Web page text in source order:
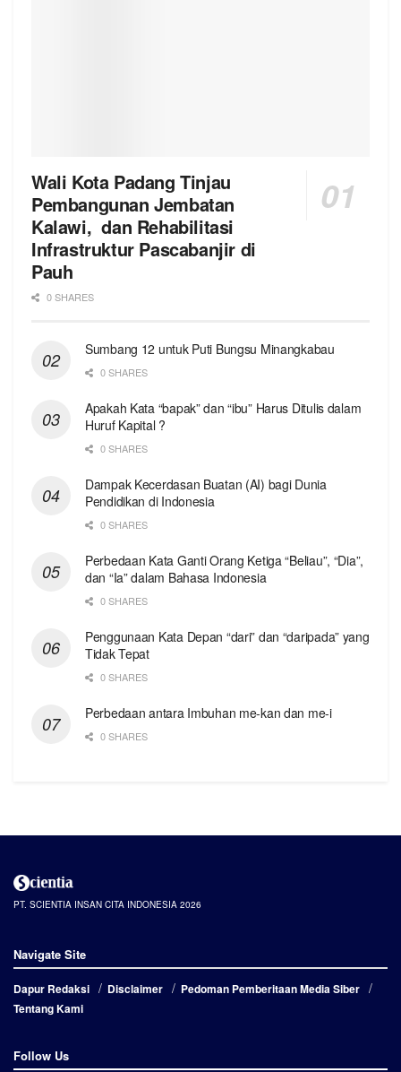
Wali Kota Padang Tinjau
Pembangunan Jembatan
Kalawi, dan Rehabilitasi
Infrastruktur Pascabanjir di
Pauh
0 SHARES
Sumbang 12 untuk Puti Bungsu Minangkabau
0 SHARES
Apakah Kata “bapak” dan “ibu” Harus Ditulis dalam
Huruf Kapital ?
0 SHARES
Dampak Kecerdasan Buatan (AI) bagi Dunia
Pendidikan di Indonesia
0 SHARES
Perbedaan Kata Ganti Orang Ketiga “Beliau”, “Dia”,
dan “Ia” dalam Bahasa Indonesia
0 SHARES
Penggunaan Kata Depan “dari” dan “daripada” yang
Tidak Tepat
0 SHARES
Perbedaan antara Imbuhan me-kan dan me-i
0 SHARES
PT. SCIENTIA INSAN CITA INDONESIA 2026
Navigate Site
Dapur Redaksi Disclaimer
Pedoman Pemberitaan Media Siber
Tentang Kami
Follow Us